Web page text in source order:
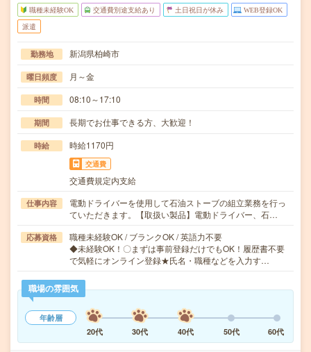
職種未経験OK 交通費別途支給あり 土日祝日が休み WEB登録OK
派遣
勤務地 新潟県柏崎市
曜日頻度 月～金
時間 08:10～17:10
期間 長期でお仕事できる方、大歓迎！
時給 時給1170円
交通費
交通費規定内支給
仕事内容
電動ドライバーを使用して石油ストーブの組立業務を行っ
ていただきます。【取扱い製品】電動ドライバー、石…
応募資格
職種未経験OK / ブランクOK / 英語力不要
◆未経験OK！〇まずは事前登録だけでもOK！履歴書不要
で気軽にオンライン登録★氏名・職種などを入力す…
職場の雰囲気
年齢層
20代
30代 40代 50代 60代